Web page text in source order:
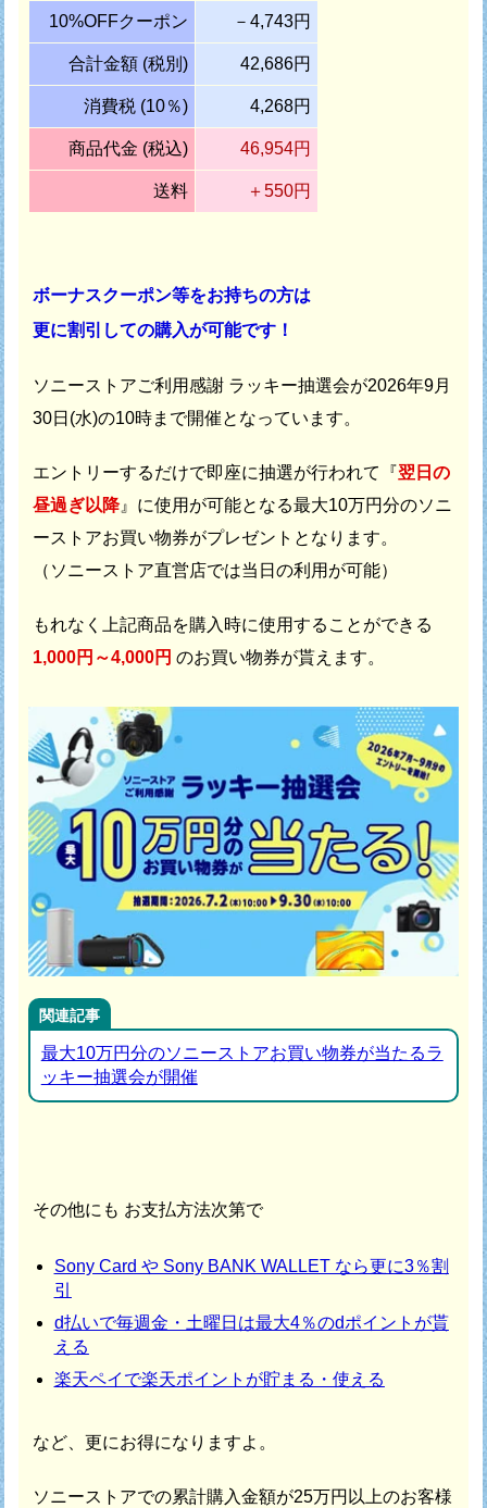
10%OFFクーポン －4,743円
合計金額 (税別) 42,686円
消費税 (10％) 4,268円
商品代金 (税込) 46,954円
送料 ＋550円
ボーナスクーポン等をお持ちの方は
更に割引しての購入が可能です！
ソニーストアご利用感謝 ラッキー抽選会が2026年9月
30日(水)の10時まで開催となっています。
エントリーするだけで即座に抽選が行われて 『翌日の
昼過ぎ以降』に使用が可能となる最大10万円分のソニ
ーストアお買い物券がプレゼントとなります。
（ソニーストア直営店では当日の利用が可能）
もれなく上記商品を購入時に使用することができる
1,000円～4,000円 のお買い物券が貰えます。
関連記事
最大10万円分のソニーストアお買い物券が当たるラ
ッキー抽選会が開催
その他にも お支払方法次第で
Sony Card や Sony BANK WALLET なら更に3％割
引
d払いで毎週金・土曜日は最大4％のdポイントが貰
える
楽天ペイで楽天ポイントが貯まる・使える
など、更にお得になりますよ。
ソニーストアでの累計購入金額が25万円以上のお客様